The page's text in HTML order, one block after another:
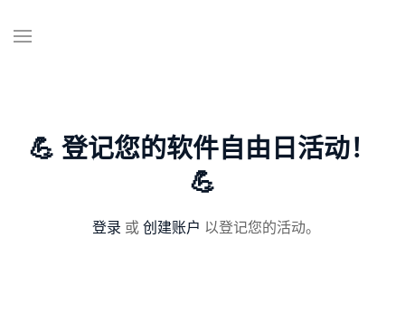
💪 登记您的软件自由日活动！
💪
登录 或创建账户 以登记您的活动。